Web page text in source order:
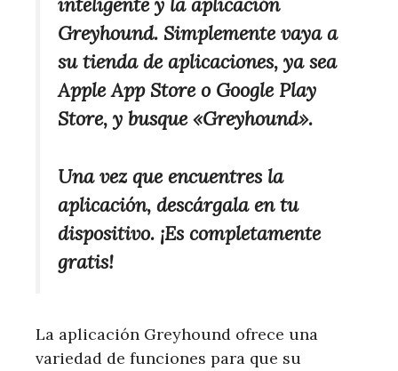
Greyhound. Simplemente vaya a
su tienda de aplicaciones, ya sea
Apple App Store o Google Play
Store, y busque «Greyhound».
Una vez que encuentres la
aplicación, descárgala en tu
dispositivo. ¡Es completamente
gratis!
La aplicación Greyhound ofrece una
variedad de funciones para que su